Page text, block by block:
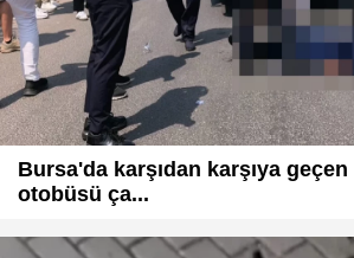
Bursa'da karşıdan karşıya
otobüsü ça...